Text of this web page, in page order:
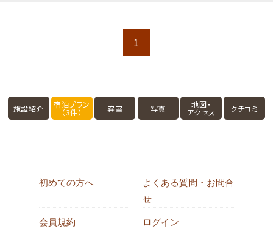
1
施設紹介 宿泊プラン
（3件） 客室 写真 地図・
アクセス クチコミ
初めての方へ
よくある質問・お問合
せ
会員規約 ログイン